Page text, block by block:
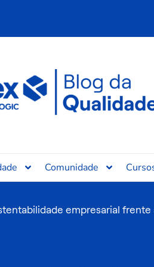
Comunidade
empresarial frente